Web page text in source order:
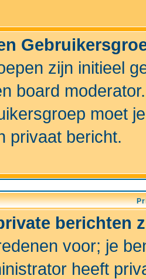
zijn initieel
board
moet
privaat bericht.
berichten
voor; je
heeft